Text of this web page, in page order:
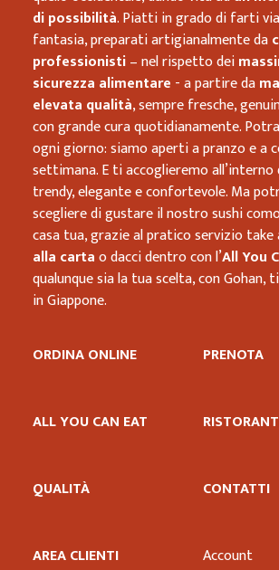
di possibilità. Piatti in grado di farti
fantasia, preparati artigianalmente da
professionisti– nel rispetto dei
sicurezza alimentare - a partire da
elevata qualità, sempre fresche,
con grande cura quotidianamente.
ogni giorno: siamo aperti a pranzo e a
settimana. E ti accoglieremo
trendy, elegante e confortevole. Ma
scegliere di gustare il nostro sushi
casa tua, grazie al pratico servizio take
alla cartao dacci dentro con l’All You
qualunque sia la tua scelta, con Gohan,
in Giappone.
ORDINA ONLINE PRENOTA
ALL YOU CAN EAT
QUALITÀ CONTATTI
AREA CLIENTI
Account